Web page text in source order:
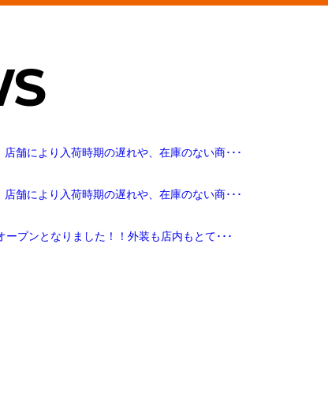
により入荷時期の遅れや、在庫のない商･･･
により入荷時期の遅れや、在庫のない商･･･
ンとなりました！！外装も店内もとて･･･